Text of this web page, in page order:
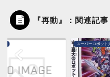
『再動』：関連記事
スーパーロボット